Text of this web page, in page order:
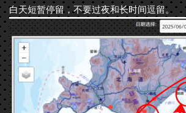
白天短暂停留，不要过夜和长时间逗留。